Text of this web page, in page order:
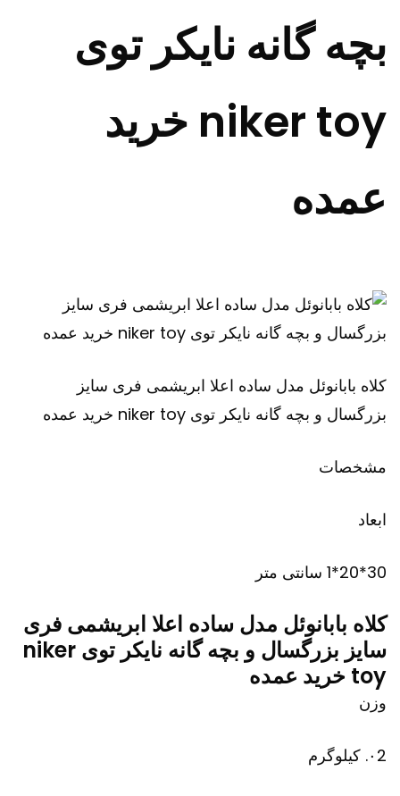
بچه گانه نایکر توی
niker toy خرید
عمده
کلاه بابانوئل مدل ساده اعلا ابریشمی فری سایز
بزرگسال و بچه گانه نایکر توی niker toy خرید عمده
مشخصات
ابعاد
30*20*1 سانتی متر
کلاه بابانوئل مدل ساده اعلا ابریشمی فری
سایز بزرگسال و بچه گانه نایکر توی niker
toy خرید عمده
وزن
۰2. کیلوگرم